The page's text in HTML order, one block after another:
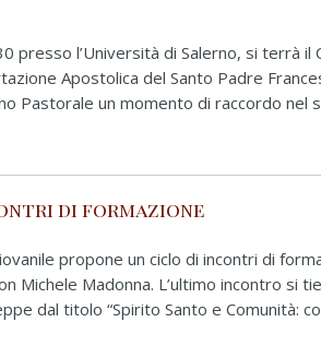
presso l’Università di Salerno, si terrà
Apostolica del Santo Padre
Pastorale un momento di raccordo nel
di formazione
propone un ciclo di incontri di
Michele Madonna. L’ultimo incontro si
dal titolo “Spirito Santo e Comunità: